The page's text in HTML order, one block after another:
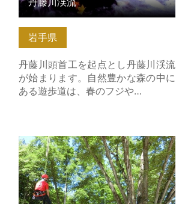
岩手県
丹藤川頭首工を起点とし丹藤川渓流
が始まります。自然豊かな森の中に
ある遊歩道は、春のフジや…
ツリークライミング体験 の詳細はこ
ちら